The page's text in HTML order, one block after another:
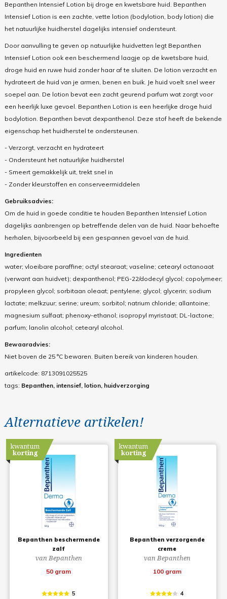
Bepanthen Intensief Lotion bij droge en kwetsbare huid. Bepanthen
Intensief Lotion is een zachte, vette lotion (bodylotion, body lotion) die
het natuurlijke huidherstel dagelijks intensief ondersteunt.
Door aanvulling te geven op natuurlijke huidvetten legt Bepanthen
Intensief Lotion ook een beschermend laagje op de kwetsbare huid,
droge huid en ruwe huid zonder haar af te sluiten. De lotion verzacht en
hydrateert de huid van je armen, benen en buik. Je huid voelt snel weer
soepel aan. De lotion bevat een zacht geurend parfum wat zorgt voor
een heerlijk luxe gevoel. Bepanthen Lotion is een heerlijke droge huid
bodylotion. Bepanthen bevat dexpanthenol. Deze stof heeft de bekende
eigenschap het huidherstel te ondersteunen.
- Verzorgt, verzacht en hydrateert
- Ondersteunt het natuurlijke huidherstel
- Smeert gemakkelijk uit, trekt snel in
- Zonder kleurstoffen en conserveermiddelen
Gebruiksadvies:
Om de huid in goede conditie te houden Bepanthen Intensief Lotion
dagelijks aanbrengen op betreffende delen van de huid. Naar behoefte
herhalen, bijvoorbeeld bij een gespannen gevoel van de huid.
Ingredienten
water; vloeibare paraffine; octyl stearaat; vaseline; cetearyl octanoaat
(verwant aan huidvet); dexpanthenol; PEG-22/dodecyl glycol; copolymeer;
propyleen glycol; sorbitaan oleaat; pentylene; glycol; glycerin; sodium
lactate; melkzuur; serine; ureum; sorbitol; natrium chloride; allantoine;
magnesium sulfaat; phenoxy-ethanol; isopropyl myristaat; DL-lactone;
parfum; lanolin alcohol; cetearyl alcohol.
Bewaaradvies:
Niet boven de 25 °C bewaren. Buiten bereik van kinderen houden.
artikelcode: 8713091025525
tags: Bepanthen, intensief, lotion, huidverzorging
Alternatieve artikelen!
Bepanthen beschermende
zalf
van Bepanthen
50 gram
kwantum
korting
5
Bepanthen verzorgende
creme
van Bepanthen
100 gram
kwantum
korting
4